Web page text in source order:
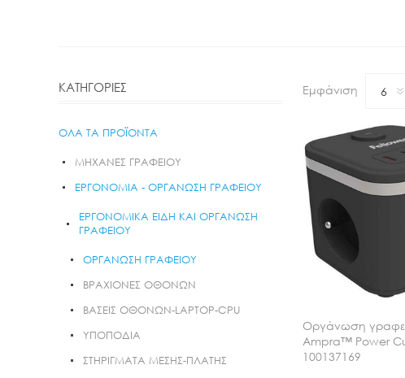
Εμφάνιση 6
Οργάνωση
Ampra™ Power
100137169
ΚΑΤΗΓΟΡΙΕΣ
ΟΛΑ ΤΑ ΠΡΟΪΟΝΤΑ
ΜΗΧΑΝΕΣ ΓΡΑΦΕΙΟΥ
ΕΡΓΟΝΟΜΙΑ - ΟΡΓΑΝΩΣΗ ΓΡΑΦΕΙΟΥ
ΕΡΓΟΝΟΜΙΚΑ ΕΙΔΗ ΚΑΙ ΟΡΓΑΝΩΣΗ
ΓΡΑΦΕΙΟΥ
ΟΡΓΑΝΩΣΗ ΓΡΑΦΕΙΟΥ
ΒΡΑΧΙΟΝΕΣ ΟΘΟΝΩΝ
ΒΑΣΕΙΣ ΟΘΟΝΩΝ-LAPTOP-CPU
ΥΠΟΠΟΔΙΑ
ΣΤΗΡΙΓΜΑΤΑ ΜΕΣΗΣ-ΠΛΑΤΗΣ